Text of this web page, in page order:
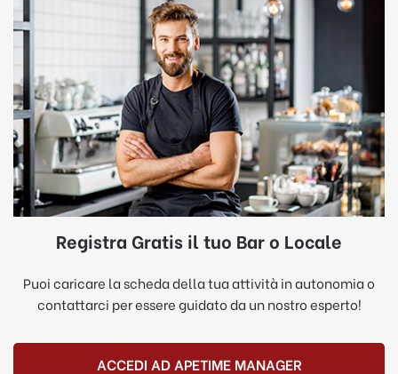
Registra Gratis il tuo Bar o Locale
Puoi caricare la scheda della tua attività in autonomia o
contattarci per essere guidato da un nostro esperto!
ACCEDI AD APETIME MANAGER